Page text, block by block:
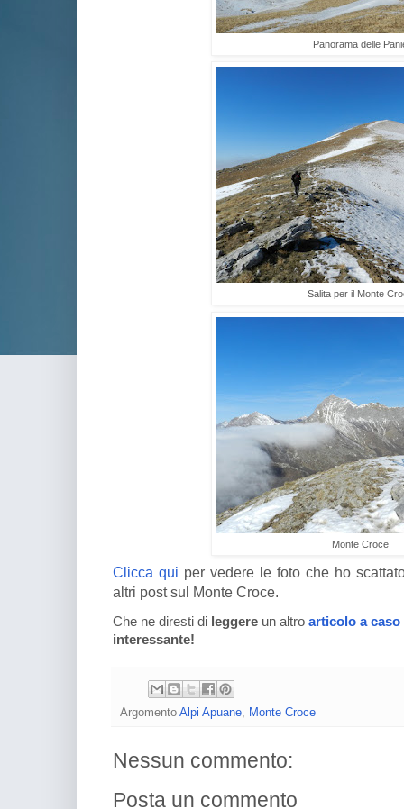
Panorama delle
Salita per il Monte
Monte Croce
Clicca qui per vedere le foto che ho
altri post sul Monte Croce.
Che ne diresti di leggere un altro articolo a caso
interessante!
Argomento Alpi Apuane, Monte Croce
Nessun commento:
Posta un commento